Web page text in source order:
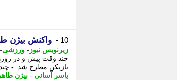
10 - واکنش بیژن
زیرنویس نیوز - ورزشی-
چند وقت پیش و در
بازیکن مطرح شد. - چند
یاسر آسانی - بیژن